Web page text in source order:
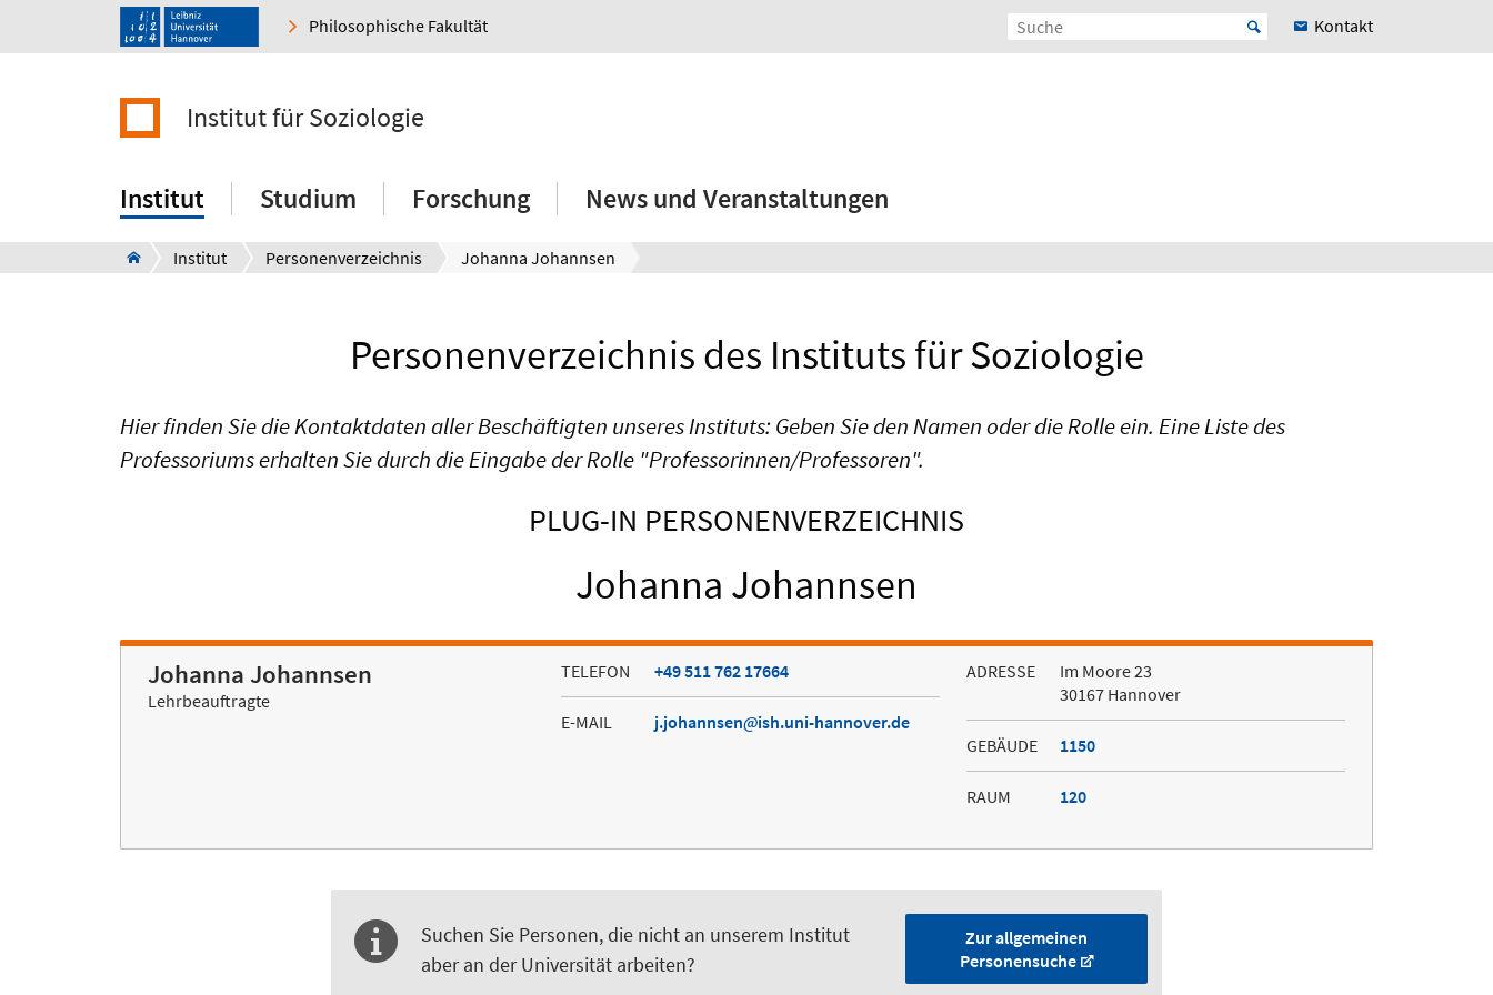
Philosophische Fakultät Kontakt
Institut für Soziologie
Institut Studium Forschung News und Veranstaltungen
Institut Personenverzeichnis Johanna Johannsen
Personenverzeichnis des Instituts für Soziologie
Hier finden Sie die Kontaktdaten aller Beschäftigten unseres Instituts: Geben Sie den Namen oder die Rolle ein. Eine Liste des
Professoriums erhalten Sie durch die Eingabe der Rolle "Professorinnen/Professoren".
PLUG-IN PERSONENVERZEICHNIS
Johanna Johannsen
Johanna Johannsen
Lehrbeauftragte
TELEFON +49 511 762 17664
E-MAIL j.johannsen ish.uni-hannover.de
ADRESSE
Im Moore 23
30167 Hannover
GEBÄUDE 1150
RAUM 120
Suchen Sie Personen, die nicht an unserem Institut
aber an der Universität arbeiten?
Zur allgemeinen
Personensuche